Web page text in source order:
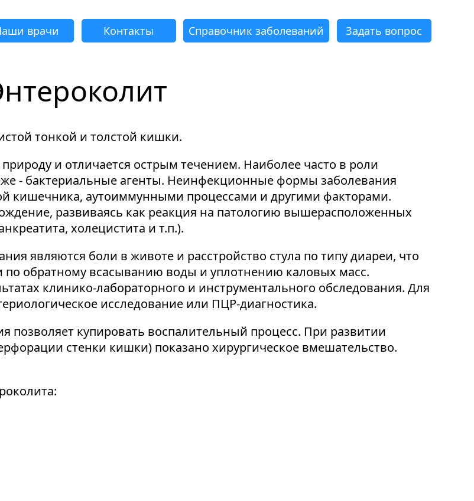
врачи Контакты Справочник заболеваний Задать вопрос
"Cоглашение
персональных данных."
Отправить вопрос
тонкой и толстой кишки.
и отличается острым течением. Наиболее часто в роли
- бактериальные агенты. Неинфекционные формы заболевания
кишечника, аутоиммунными процессами и другими факторами.
развиваясь как реакция на патологию вышерасположенных
холецистита и т.п.).
являются боли в животе и расстройство стула по типу диареи, что
обратному всасыванию воды и уплотнению каловых масс.
клинико-лабораторного и инструментального обследования. Для
исследование или ПЦР-диагностика.
позволяет купировать воспалительный процесс. При развитии
стенки кишки) показано хирургическое вмешательство.